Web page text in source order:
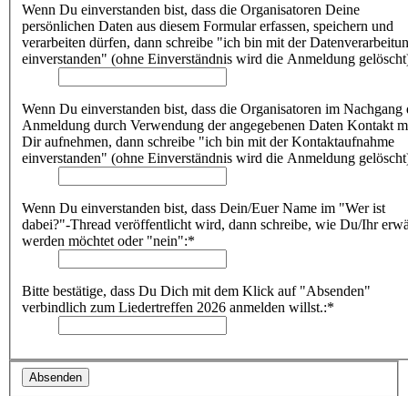
Wenn Du einverstanden bist, dass die Organisatoren Deine
persönlichen Daten aus diesem Formular erfassen, speichern und
verarbeiten dürfen, dann schreibe "ich bin mit der
einverstanden" (ohne Einverständnis wird die Anmeldung
Wenn Du einverstanden bist, dass die Organisatoren im Nachgang
Anmeldung durch Verwendung der angegebenen Daten Kontakt
Dir aufnehmen, dann schreibe "ich bin mit der Kontaktaufnahme
einverstanden" (ohne Einverständnis wird die Anmeldung
Wenn Du einverstanden bist, dass Dein/Euer Name im "Wer ist
dabei?"-Thread veröffentlicht wird, dann schreibe, wie Du/Ihr
werden möchtet oder "nein":*
Bitte bestätige, dass Du Dich mit dem Klick auf "Absenden"
verbindlich zum Liedertreffen 2026 anmelden willst.:*